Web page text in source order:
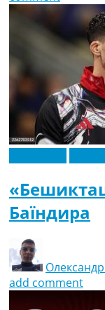
Баїндира
add comment